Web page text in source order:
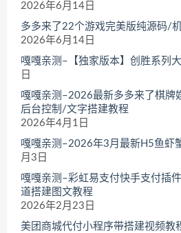
2026年6月14日
多多来了22个游戏完美版纯源码/
2026年6月14日
嘎嘎亲测–【独家版本】创胜系列
日
嘎嘎亲测–2026最新多多来了棋牌
后台控制/文字搭建教程
2026年4月1日
嘎嘎亲测–2026年3月最新H5鱼虾
月3日
嘎嘎亲测–彩虹易支付快手支付插
道搭建图文教程
2026年2月23日
美团商城代付小程序带搭建视频教